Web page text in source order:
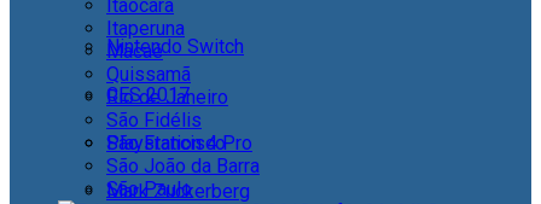
Nintendo Switch
CES 2017
Playstation 4 Pro
Mark Zuckerberg
Itaocara
Itaperuna
Macaé
Quissamã
Rio de Janeiro
São Fidélis
São Francisco
São João da Barra
São Paulo